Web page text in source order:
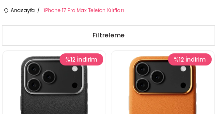
Anasayfa iPhone 17 Pro Max Telefon Kılıfları
Filtreleme
%12 İndirim %12 İndirim